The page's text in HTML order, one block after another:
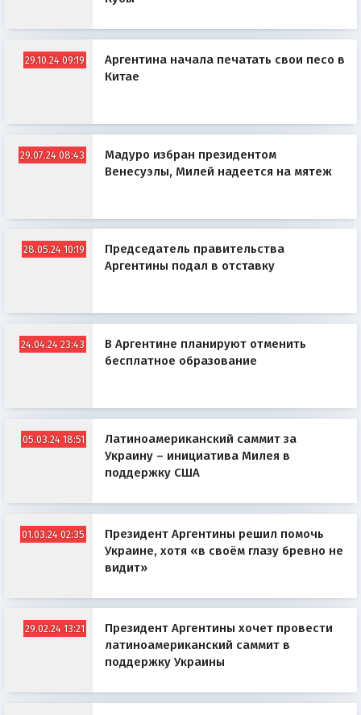
29.10.24 09:19
Аргентина начала печатать свои песо в
Китае
29.07.24 08:43
Мадуро избран президентом
Венесуэлы, Милей надеется на мятеж
28.05.24 10:19
Председатель правительства
Аргентины подал в отставку
24.04.24 23:43
В Аргентине планируют отменить
бесплатное образование
05.03.24 18:51
Латиноамериканский саммит за
Украину – инициатива Милея в
поддержку США
01.03.24 02:35
Президент Аргентины решил помочь
Украине, хотя «в своём глазу бревно не
видит»
29.02.24 13:21
Президент Аргентины хочет провести
латиноамериканский саммит в
поддержку Украины